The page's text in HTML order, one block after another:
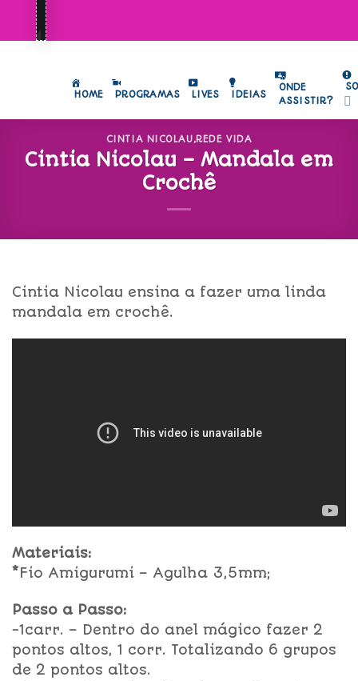
HOME PROGRAMAS LIVES IDEIAS
ONDE
ASSISTIR?
CINTIA NICOLAU,REDE VIDA
Cintia Nicolau – Mandala em
Crochê
Cintia Nicolau ensina a fazer uma linda
mandala em crochê.
Materiais:
*Fio Amigurumi – Agulha 3,5mm;
Passo a Passo:
-1carr. – Dentro do anel mágico fazer 2
pontos altos, 1 corr. Totalizando 6 grupos
de 2 pontos altos.